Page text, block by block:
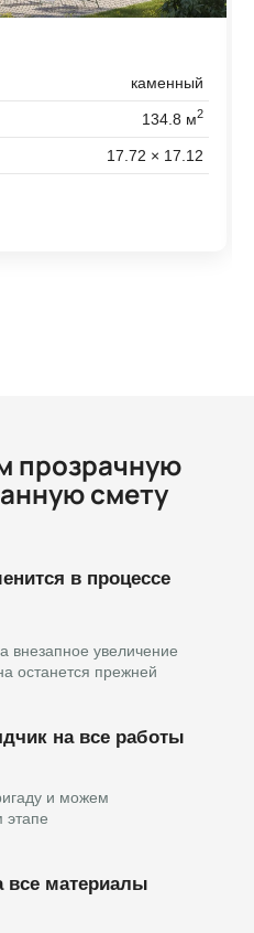
каменный
134.8 м2
17.72 × 17.12
прозрачную
смету
в процессе
внезапное увеличение
останется прежней
на все работы
и можем
этапе
все материалы